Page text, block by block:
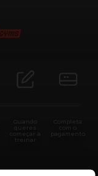
queres
começar a
treinar
Completa
com o
pagamento